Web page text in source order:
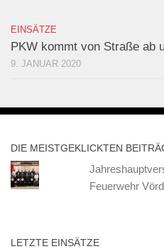
EINSÄTZE
PKW kommt von Straße ab
9. JANUAR 2020
DIE MEISTGEKLICKTEN
Feuerwehr
LETZTE EINSÄTZE